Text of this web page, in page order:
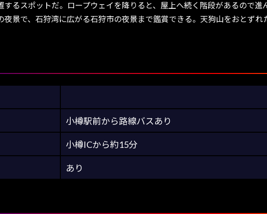
るスポットだ。ロープウェイを降りると、屋上へ続く階段があるので進
景で、石狩湾に広がる石狩市の夜景まで鑑賞できる。天狗山をおとず
小樽駅前から路線バスあり
小樽ICから約15分
あり